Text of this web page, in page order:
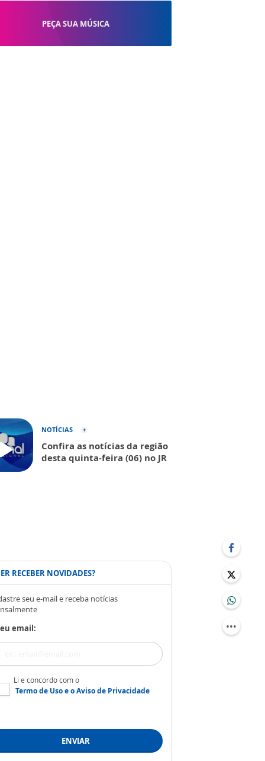
PEÇA SUA MÚSICA
NOTÍCIAS
Confira as notícias da região
desta quinta-feira (06) no JR
RECEBER NOVIDADES?
seu e-mail e receba notícias
email:
Li e concordo com o
Termo de Usoe oAviso de Privacidade
ENVIAR